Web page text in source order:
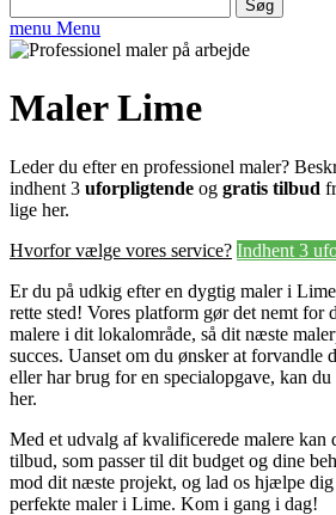
efter:
menu Menu
Maler Lime
Leder du efter en professionel maler?
indhent 3 uforpligtende og gratis tilbud
lige her.
Hvorfor vælge vores service? Indhent 3
Er du på udkig efter en dygtig maler i
rette sted! Vores platform gør det nemt for
malere i dit lokalområde, så dit næste
succes. Uanset om du ønsker at forvandle
eller har brug for en specialopgave, kan
her.
Med et udvalg af kvalificerede malere kan
tilbud, som passer til dit budget og dine
mod dit næste projekt, og lad os hjælpe dig
perfekte maler i Lime. Kom i gang i dag!